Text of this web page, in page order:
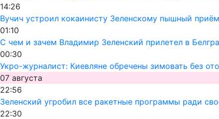
14:26
Вучич устроил кокаинисту Зеленскому пышный
01:10
С чем и зачем Владимир Зеленский прилетел в
00:30
Укро-журналист: Киевляне обречены зимовать без
07 августа
22:56
Зеленский угробил все ракетные программы ради
22:30